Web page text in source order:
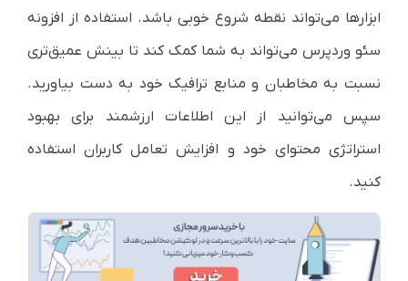
ابزارها می‌تواند نقطه شروع خوبی باشد. استفاده از افزونه
سئو وردپرس می‌تواند به شما کمک کند تا بینش عمیق‌تری
نسبت به مخاطبان و منابع ترافیک خود به دست بیاورید.
سپس می‌توانید از این اطلاعات ارزشمند برای بهبود
استراتژی محتوای خود و افزایش تعامل کاربران استفاده
کنید.